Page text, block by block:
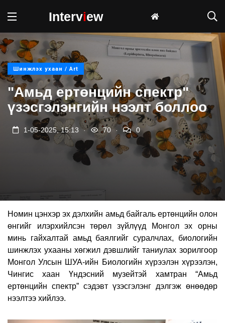
Interview
Шинжлэх ухаан / Art
"Амьд ертөнцийн спектр"
үзэсгэлэнгийн нээлт боллоо
1-05-2025, 15:13 . 70 0
Номин цэнхэр эх дэлхийн амьд байгаль ертөнцийн олон
өнгийг илэрхийлсэн төрөл зүйлүүд Монгол эх орны
минь гайхалтай амьд баялгийг суралчлах, биологийн
шинжлэх ухааны хөгжил дэвшлийг таниулах зорилгоор
Монгол Улсын ШУА-ийн Биологийн хүрээлэн хүрээлэн,
Чингис хаан Үндэсний музейтэй хамтран “Амьд
ертөнцийн спектр” сэдэвт үзэсгэлэнг дэлгэж өнөөдөр
нээлтээ хийлээ.